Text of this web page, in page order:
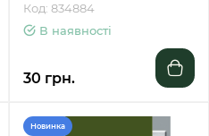
Код: 834884
В наявності
30 грн.
Новинка